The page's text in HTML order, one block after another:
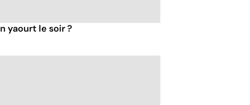
yaourt le soir ?